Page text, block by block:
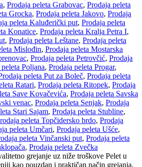
, Prodaja peleta Grabovac, Prodaja peleta
Grocka, Prodaja peleta Jakovo, Prodaja
peleta Kaluđerički put, Prodaja peleta
Konatice, Prodaja peleta Kralja Petra I,
, Prodaja peleta Leštane, Prodaja peleta
Mislođin, Prodaja peleta Mostarska
, Prodaja peleta Petrovčić, Prodaja
Poljana, Prodaja peleta Progar,
peleta Put za Boleč, Prodaja peleta
Ratari, Prodaja peleta Ritopek, Prodaja
Save Kovačevića, Prodaja peleta Savska
venac, Prodaja peleta Senjak, Prodaja
Stari Sajam, Prodaja peleta Stubline,
peleta Topčidersko brdo, Prodaja
peleta Umčari, Prodaja peleta Ušće,
peleta Vinčanski put, Prodaja peleta
, Prodaja peleta Zvečka
grejanje uz niže troškove Pelet u
kao pouzdan i praktičan način grejanja.